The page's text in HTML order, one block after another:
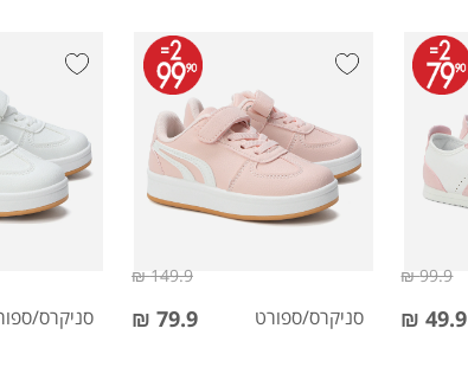
49.9 ₪
99.9 ₪
סניקרס/ספורט 79.9 ₪
149.9 ₪
סניקרס/